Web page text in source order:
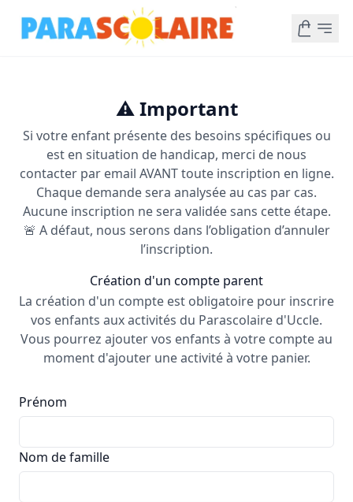
⚠️ Important
Si votre enfant présente des besoins spécifiques ou
est en situation de handicap, merci de nous
contacter par email AVANT toute inscription en ligne.
Chaque demande sera analysée au cas par cas.
Aucune inscription ne sera validée sans cette étape.
🚨 A défaut, nous serons dans l’obligation d’annuler
l’inscription.
Création d'un compte parent
La création d'un compte est obligatoire pour inscrire
vos enfants aux activités du Parascolaire d'Uccle.
Vous pourrez ajouter vos enfants à votre compte au
moment d'ajouter une activité à votre panier.
Prénom
Nom de famille